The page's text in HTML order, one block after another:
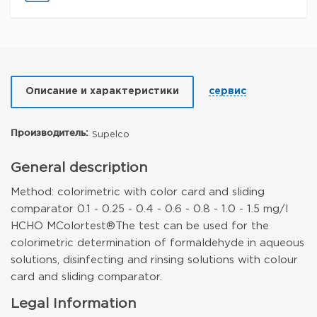
Описание и характеристики сервис
Производитель: Supelco
General description
Method: colorimetric with color card and sliding
comparator 0.1 - 0.25 - 0.4 - 0.6 - 0.8 - 1.0 - 1.5 mg/l
HCHO MColortest® The test can be used for the
colorimetric determination of formaldehyde in aqueous
solutions, disinfecting and rinsing solutions with colour
card and sliding comparator.
Legal Information